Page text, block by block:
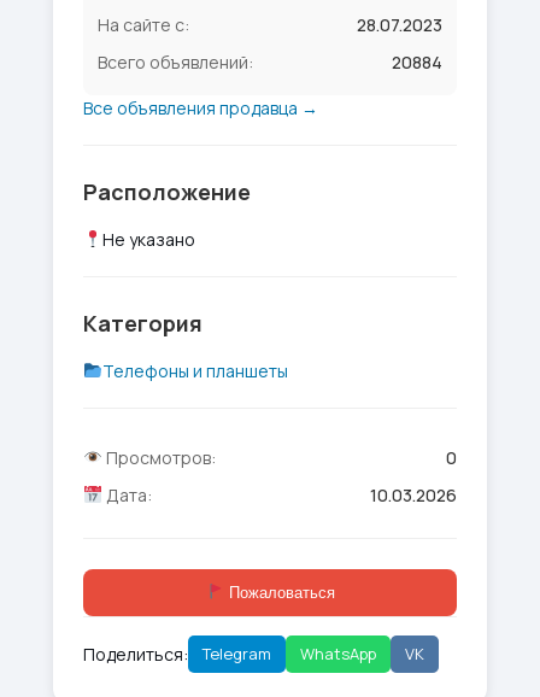
На сайте с:
28.07.2023
Всего объявлений:
20884
Все объявления продавца →
Расположение
Не указано
Категория
Телефоны и планшеты
Просмотров:
0
Дата:
10.03.2026
Пожаловаться
Поделиться: Telegram WhatsApp VK